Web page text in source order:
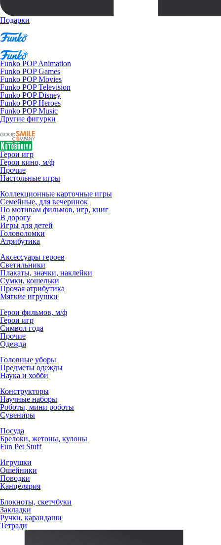
Подарки
Funko POP Animation
Funko POP Games
Funko POP Movies
Funko POP Television
Funko POP Disney
Funko POP Heroes
Funko POP Music
Другие фигурки
Герои игр
Герои кино, м/ф
Прочие
Настольные игры
Коллекционные карточные игры
Семейные, для вечеринок
По мотивам фильмов, игр, книг
В дорогу
Игры для детей
Головоломки
Атрибутика
Аксессуары героев
Светильники
Плакаты, значки, наклейки
Сумки, кошельки
Прочая атрибутика
Мягкие игрушки
Герои фильмов, м/ф
Герои игр
Символ года
Прочие
Одежда
Головные уборы
Предметы одежды
Наука и хобби
Конструкторы
Научные наборы
Роботы, мини роботы
Сувениры
Посуда
Брелоки, жетоны, кулоны
Fun Pet Stuff
Игрушки
Ошейники
Поводки
Канцелярия
Блокноты, скетчбуки
Закладки
Ручки, карандаши
Тетради